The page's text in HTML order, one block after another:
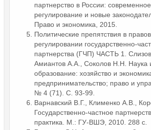
партнерство в России:
регулирование и новые
Право и экономика, 2015.
Политические препятствия в
регулировании государственно-
партнерства (ГЧП) ЧАСТЬ 1.
Амиантов А.А., Соколов Н.Н. Наука
образование: хозяйство и
предпринимательство; право и
№ 4 (71). С. 93-99.
Варнавский В.Г., Клименко А.В.,
Государственно-частное
практика. М.: ГУ-ВШЭ, 2010. 288 с.